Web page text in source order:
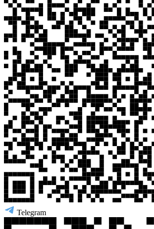
Telegram